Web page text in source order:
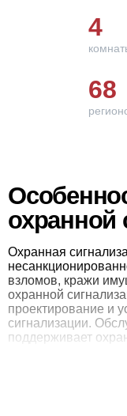
4
68
охранной
Охранная
взломов, кражи
охранной
проектирование и
сигнализации.
поддерживает
владение, или
коммерцией,
основополагающий